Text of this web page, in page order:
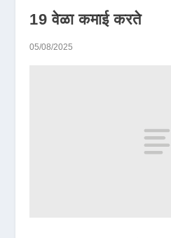
19 वेळा कमाई करते
05/08/2025